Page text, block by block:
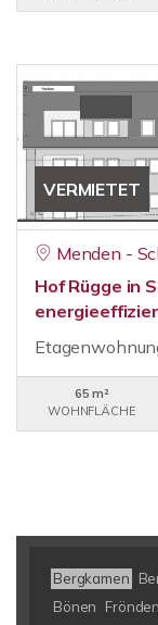
VERMIETET
Menden -
Hof Rügge in
65 m²
WOHNFLÄCHE
Bergkamen
Bönen